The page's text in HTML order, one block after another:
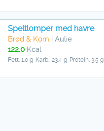
Speltlomper med havre
Brød & Korn | Aulie
122.0 Kcal
Fett: 1.0 g Karb.: 23.4 g Protein: 3.5 g